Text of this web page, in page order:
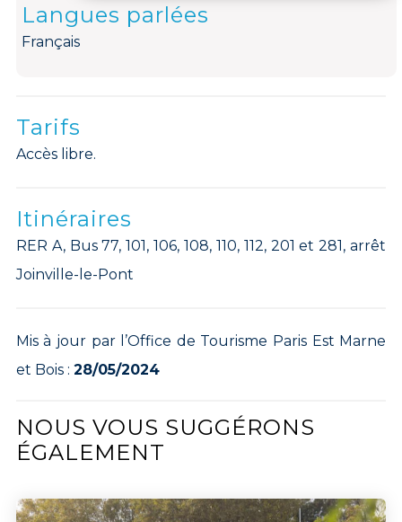
Langues parlées
Français
Tarifs
Accès libre.
Itinéraires
RER A, Bus 77, 101, 106, 108, 110, 112, 201 et 281, arrêt
Joinville-le-Pont
Mis à jour par l’Office de Tourisme Paris Est Marne
et Bois : 28/05/2024
NOUS VOUS SUGGÉRONS
ÉGALEMENT